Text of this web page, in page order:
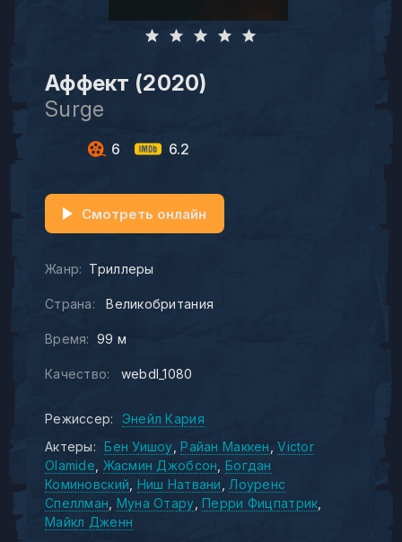
Аффект (2020)
Surge
6 6.2
Жанр: Триллеры
Страна: Великобритания
Время: 99 м
Качество: webdl_1080
Смотреть онлайн
Режиссер:
Энейл Кария
Актеры:
Бен Уишоу Райан Маккен
Victor
Olamide Жасмин Джобсон Богдан
Коминовский Ниш Натвани
Лоуренс
Спеллман Муна Отару Перри Фицпатрик
Майкл Дженн